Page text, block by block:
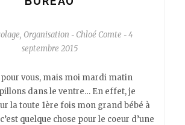
, Organisation - Chloé Comte - 4
septembre 2015
pour vous, mais moi mardi matin
dans le ventre… En effet, je
la toute 1ère fois mon grand bébé à
quelque chose pour le coeur d’une